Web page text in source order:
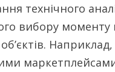
технічного
вибору моменту